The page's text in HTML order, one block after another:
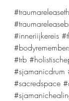
#inneriijkereis
#trb
#sjamanicdrum
#sacredspace